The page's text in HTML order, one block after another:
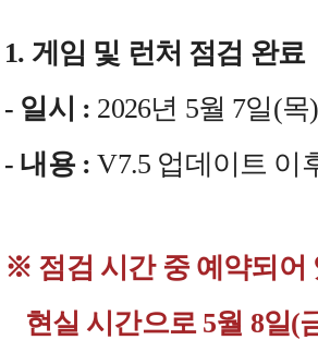
1. 게임 및 런처 점검 완료
- 일시 : 2026년 5월 7일(목
- 내용 :V7.5 업데이트 이
※ 점검 시간 중 예약되어
현실 시간으로 5월 8일(